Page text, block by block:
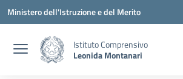
Vai ai contenuti
Vai al menu di navigazione
Vai al footer
Ministero dell'Istruzione e del Merito
Istituto Comprensivo
Leonida Montanari